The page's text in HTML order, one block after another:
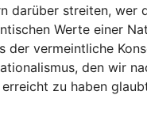
darüber streiten, wer
Werte einer
der vermeintliche
den wir
zu haben